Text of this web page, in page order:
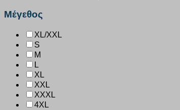
Μέγεθος
XL/XXL
S
M
L
XL
XXL
XXXL
4XL